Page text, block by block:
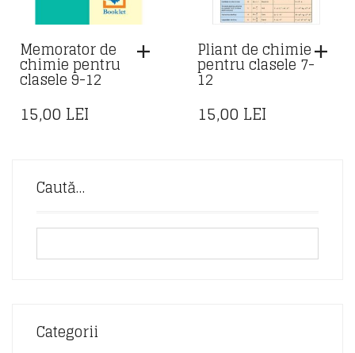
Memorator de
chimie pentru
clasele 9-12
15,00 LEI
Pliant de chimie
pentru clasele 7-
12
15,00 LEI
Caută…
Categorii